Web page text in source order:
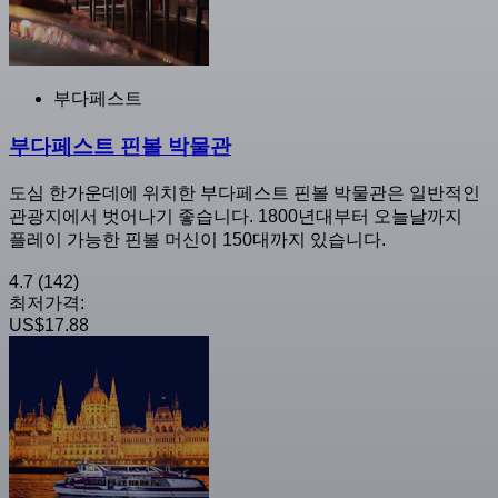
부다페스트
부다페스트 핀볼 박물관
도심 한가운데에 위치한 부다페스트 핀볼 박물관은 일반적인
관광지에서 벗어나기 좋습니다. 1800년대부터 오늘날까지
플레이 가능한 핀볼 머신이 150대까지 있습니다.
4.7 (142)
최저가격:
US$17.88